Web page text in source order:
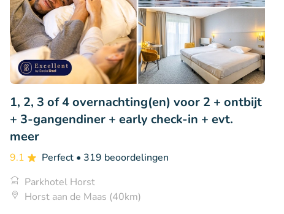
1, 2, 3 of 4 overnachting(en) voor 2 + ontbijt
+ 3-gangendiner + early check-in + evt.
meer
9.1 Perfect • 319 beoordelingen
Parkhotel Horst
Horst aan de Maas (40km)